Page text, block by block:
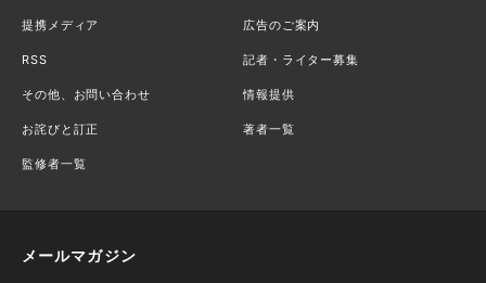
提携メディア 広告のご案内
RSS 記者・ライター募集
その他、お問い合わせ 情報提供
お詫びと訂正 著者一覧
監修者一覧
メールマガジン